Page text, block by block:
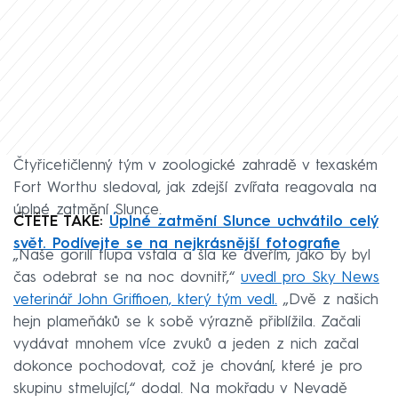
Čtyřicetičlenný tým v zoologické zahradě v texaském
Fort Worthu sledoval, jak zdejší zvířata reagovala na
úplné zatmění Slunce.
ČTĚTE TAKÉ: Úplné zatmění Slunce uchvátilo celý
svět. Podívejte se na nejkrásnější fotografie
„Naše gorilí tlupa vstala a šla ke dveřím, jako by byl
čas odebrat se na noc dovnitř,“ uvedl pro Sky News
veterinář John Griffioen, který tým vedl. „Dvě z našich
hejn plameňáků se k sobě výrazně přiblížila. Začali
vydávat mnohem více zvuků a jeden z nich začal
dokonce pochodovat, což je chování, které je pro
skupinu stmelující,“ dodal. Na mokřadu v Nevadě